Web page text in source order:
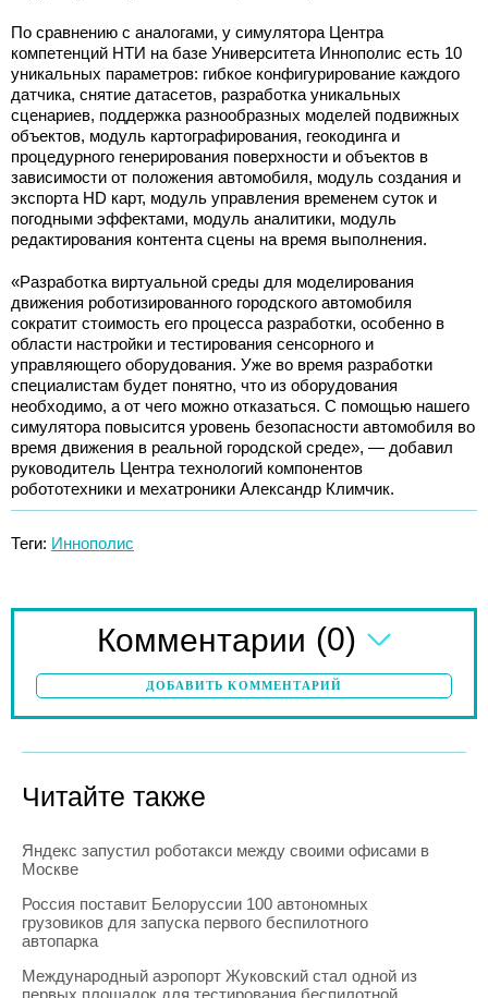
По сравнению с аналогами, у симулятора Центра
компетенций НТИ на базе Университета Иннополис есть 10
уникальных параметров: гибкое конфигурирование каждого
датчика, снятие датасетов, разработка уникальных
сценариев, поддержка разнообразных моделей подвижных
объектов, модуль картографирования, геокодинга и
процедурного генерирования поверхности и объектов в
зависимости от положения автомобиля, модуль создания и
экспорта HD карт, модуль управления временем суток и
погодными эффектами, модуль аналитики, модуль
редактирования контента сцены на время выполнения.
«Разработка виртуальной среды для моделирования
движения роботизированного городского автомобиля
сократит стоимость его процесса разработки, особенно в
области настройки и тестирования сенсорного и
управляющего оборудования. Уже во время разработки
специалистам будет понятно, что из оборудования
необходимо, а от чего можно отказаться. С помощью нашего
симулятора повысится уровень безопасности автомобиля во
время движения в реальной городской среде», — добавил
руководитель Центра технологий компонентов
робототехники и мехатроники Александр Климчик.
Теги: Иннополис
Комментарии (0)
ДОБАВИТЬ КОММЕНТАРИЙ
Читайте также
Яндекс запустил роботакси между своими офисами в
Москве
Россия поставит Белоруссии 100 автономных
грузовиков для запуска первого беспилотного
автопарка
Международный аэропорт Жуковский стал одной из
первых площадок для тестирования беспилотной